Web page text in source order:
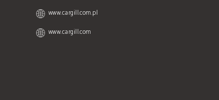
www.cargill.com.pl
www.cargill.com